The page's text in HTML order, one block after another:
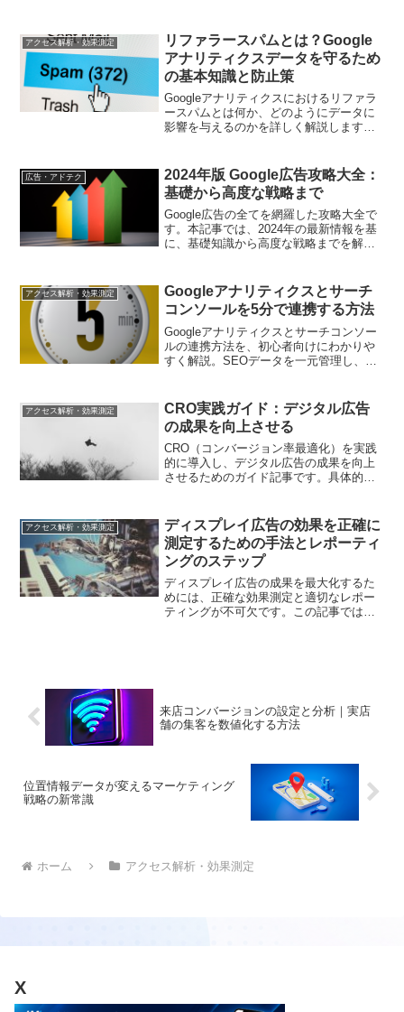
アクセス解析・効果測定
リファラースパムとは？Google
アナリティクスデータを守るため
の基本知識と防止策
Googleアナリティクスにおけるリファラ
ースパムとは何か、どのようにデータに
影響を与えるのかを詳しく解説します。
します。
広告・アドテク
2024年版 Google広告攻略大全：
基礎から高度な戦略まで
Google広告の全てを網羅した攻略大全で
す。本記事では、2024年の最新情報を基
に、基礎知識から高度な戦略までを解説
ガイドを提供します。
アクセス解析・効果測定
Googleアナリティクスとサーチ
コンソールを5分で連携する方法
Googleアナリティクスとサーチコンソー
ルの連携方法を、初心者向けにわかりや
すく解説。SEOデータを一元管理し、サ
アクセス解析・効果測定
CRO実践ガイド：デジタル広告
の成果を向上させる
CRO（コンバージョン率最適化）を実践
的に導入し、デジタル広告の成果を向上
させるためのガイド記事です。具体的な
ムーズに導入できるようサポートしま
す。
アクセス解析・効果測定
ディスプレイ広告の効果を正確に
測定するための手法とレポーティ
ングのステップ
ディスプレイ広告の成果を最大化するた
めには、正確な効果測定と適切なレポー
ティングが不可欠です。この記事では、
最適化に活かす方法についても解説しま
す。
来店コンバージョンの設定と分析｜実店
舗の集客を数値化する方法
位置情報データが変えるマーケティング
戦略の新常識
ホーム アクセス解析・効果測定
X